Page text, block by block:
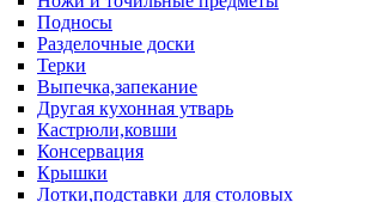
Подносы
Разделочные доски
Терки
Выпечка,запекание
Другая кухонная утварь
Кастрюли,ковши
Консервация
Крышки
Лотки,подставки для столовых